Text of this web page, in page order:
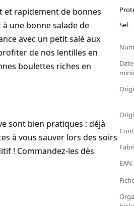
et rapidement de bonnes
une bonne salade de
avec un petit salé aux
de nos lentilles en
boulettes riches en
sont bien pratiques : déjà
à vous sauver lors des soirs
! Commandez-les dès
Sel